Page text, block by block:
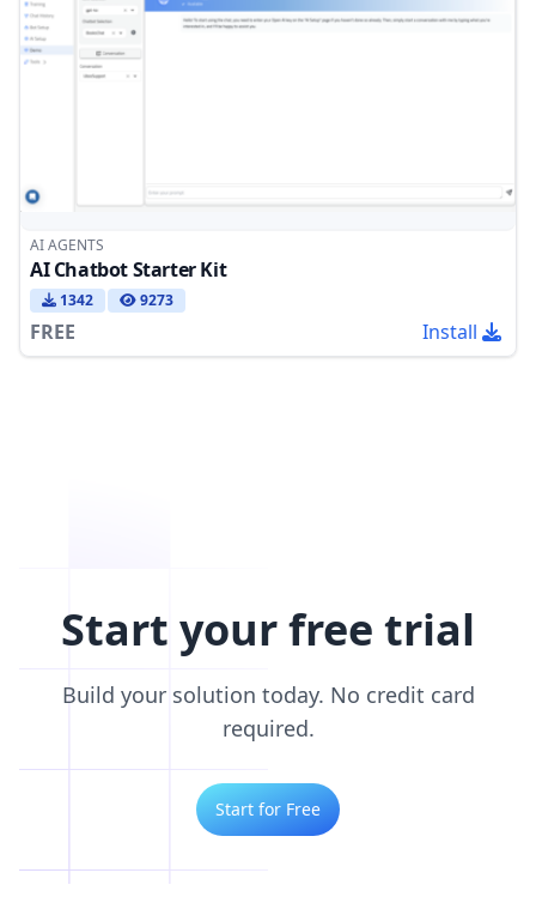
AI AGENTS
AI Chatbot Starter Kit
1342 9273
FREE Install
Start your free trial
Build your solution today. No credit card
required.
Start for Free